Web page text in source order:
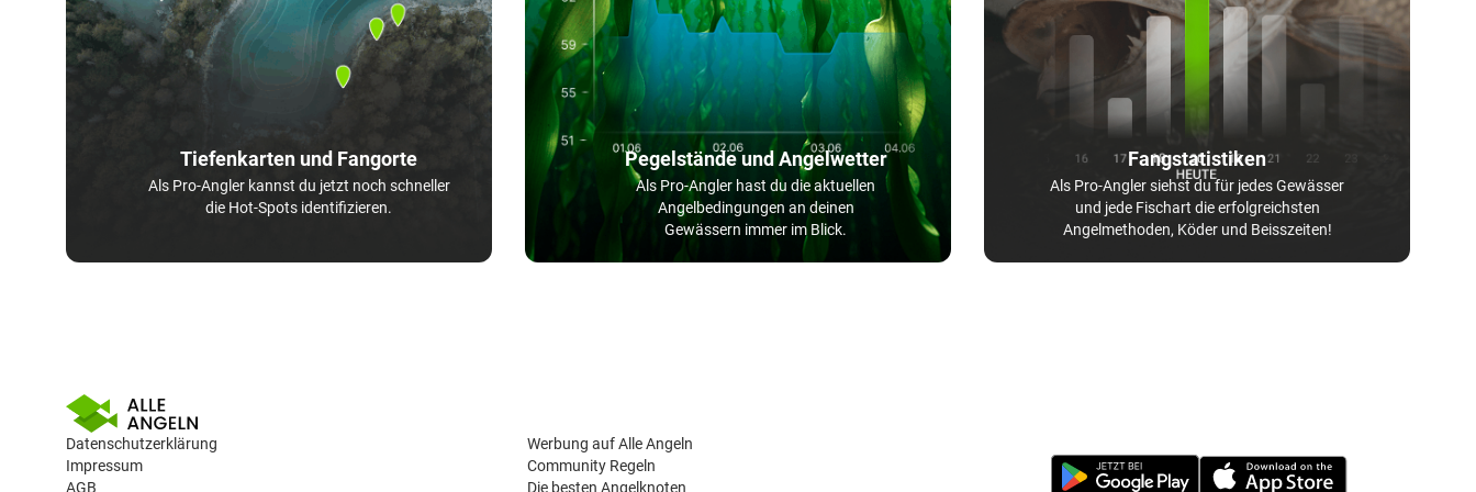
Tiefenkarten und Fangorte
Als Pro-Angler kannst du jetzt noch schneller
die Hot-Spots identifizieren.
Pegelstände und Angelwetter
Als Pro-Angler hast du die aktuellen
Angelbedingungen an deinen
Gewässern immer im Blick.
Fangstatistiken
Als Pro-Angler siehst du für jedes Gewässer
und jede Fischart die erfolgreichsten
Angelmethoden, Köder und Beisszeiten!
Datenschutzerklärung
Impressum
AGB
Werbung auf Alle Angeln
Community Regeln
Die besten Angelknoten